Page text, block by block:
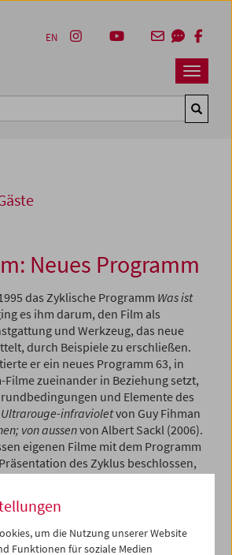
Navbar
EN
Neues Programm
das Zyklische Programm Was ist
es ihm darum, den Film als
und Werkzeug, das neue
durch Beispiele zu erschließen.
er ein neues Programm 63, in
Filme zueinander in Beziehung setzt,
und Elemente des
Ultrarouge-infravioletvon Guy Fihman
von aussenvon Albert Sackl (2006).
eigenen Filme mit dem Programm
des Zyklus beschlossen,
2026 - Was ist Film
um die Nutzung unserer Website
Funktionen für soziale Medien